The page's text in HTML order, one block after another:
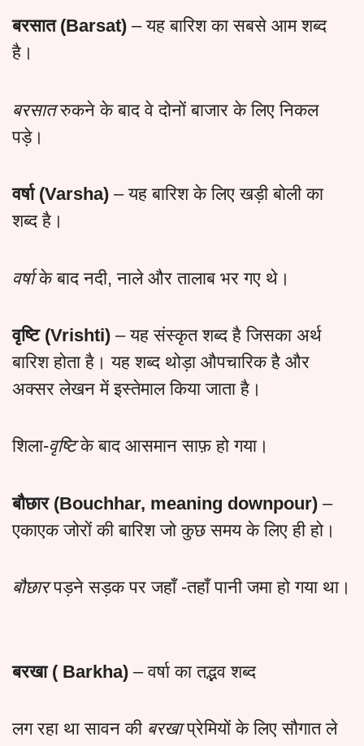
बरसात (Barsat) – यह बारिश का सबसे आम शब्द
है।
बरसातरुकने के बाद वे दोनों बाजार के लिए निकल
पड़े।
वर्षा (Varsha) – यह बारिश के लिए खड़ी बोली का
शब्द है।
वर्षाके बाद नदी, नाले और तालाब भर गए थे।
वृष्टि (Vrishti) – यह संस्कृत शब्द है जिसका अर्थ
बारिश होता है। यह शब्द थोड़ा औपचारिक है और
अक्सर लेखन में इस्तेमाल किया जाता है।
शिला-वृष्टिके बाद आसमान साफ़ हो गया।
बौछार (Bouchhar, meaning downpour) –
एकाएक जोरों की बारिश जो कुछ समय के लिए ही हो।
बौछारपड़ने सड़क पर जहाँ -तहाँ पानी जमा हो गया था।
बरखा ( Barkha) – वर्षा का तद्भव शब्द
लग रहा था सावन की बरखाप्रेमियों के लिए सौगात ले